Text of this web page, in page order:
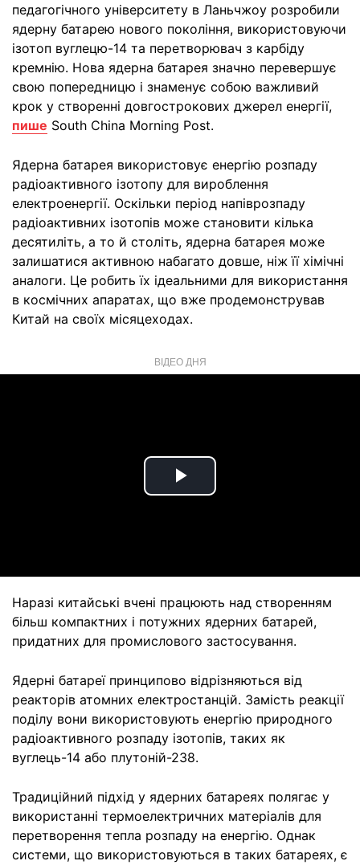
педагогічного університету в Ланьчжоу розробили
ядерну батарею нового покоління, використовуючи
ізотоп вуглецю-14 та перетворювач з карбіду
кремнію. Нова ядерна батарея значно перевершує
свою попередницю і знаменує собою важливий
крок у створенні довгострокових джерел енергії,
пише South China Morning Post.
Ядерна батарея використовує енергію розпаду
радіоактивного ізотопу для вироблення
електроенергії. Оскільки період напіврозпаду
радіоактивних ізотопів може становити кілька
десятиліть, а то й століть, ядерна батарея може
залишатися активною набагато довше, ніж її хімічні
аналоги. Це робить їх ідеальними для використання
в космічних апаратах, що вже продемонстрував
Китай на своїх місяцеходах.
ВІДЕО ДНЯ
Play
Наразі китайські вчені працюють над створенням
більш компактних і потужних ядерних батарей,
придатних для промислового застосування.
Ядерні батареї принципово відрізняються від
реакторів атомних електростанцій. Замість реакції
поділу вони використовують енергію природного
радіоактивного розпаду ізотопів, таких як
вуглець-14 або плутоній-238.
Традиційний підхід у ядерних батареях полягає у
використанні термоелектричних матеріалів для
перетворення тепла розпаду на енергію. Однак
системи, що використовуються в таких батареях, є